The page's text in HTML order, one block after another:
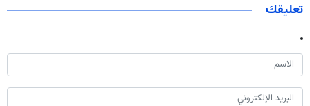
تعليقك